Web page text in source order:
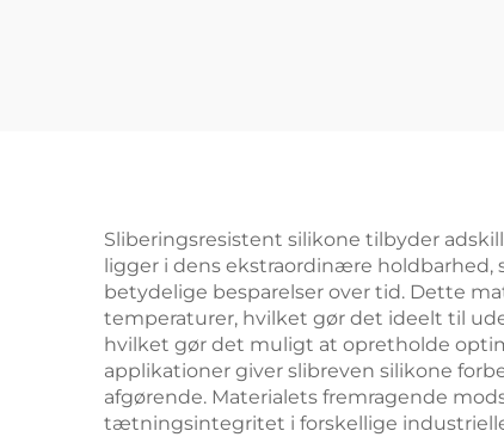
Sliberingsresistent silikone tilbyder
ligger i dens ekstraordinære
betydelige besparelser over tid. Dette
temperaturer, hvilket gør det ideelt til
hvilket gør det muligt at opretholde
applikationer giver slibreven silikone
afgørende. Materialets fremragende
tætningsintegritet i forskellige